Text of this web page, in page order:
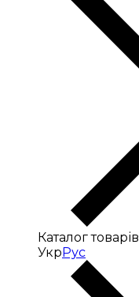
Каталог товарів
УкрРус